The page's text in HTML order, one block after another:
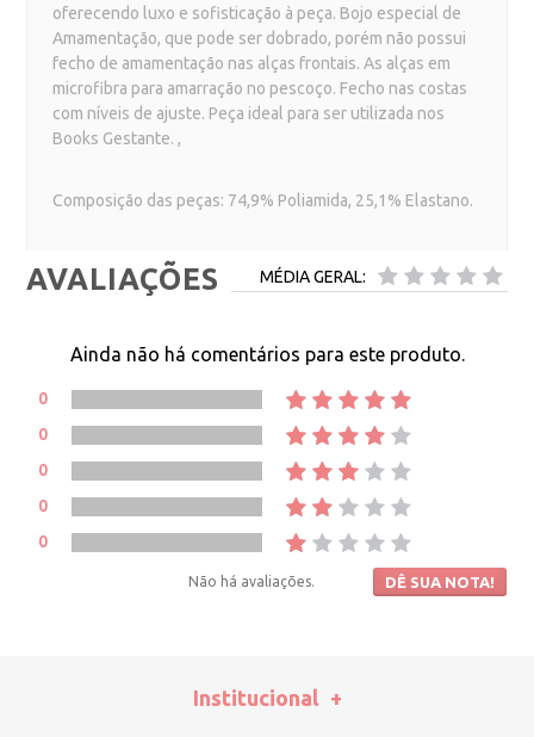
oferecendo luxo e sofisticação à peça. Bojo especial de
Amamentação, que pode ser dobrado, porém não possui
fecho de amamentação nas alças frontais. As alças em
microfibra para amarração no pescoço. Fecho nas costas
com níveis de ajuste. Peça ideal para ser utilizada nos
Books Gestante. ,
Composição das peças: 74,9% Poliamida, 25,1% Elastano.
AVALIAÇÕES MÉDIA GERAL:
Ainda não há comentários para este produto.
0
0
0
0
0
Não há avaliações. DÊ SUA NOTA!
Institucional